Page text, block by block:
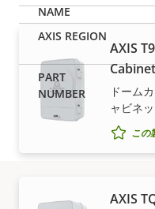
AXIS
Cabinet
ドーム
ャビネ
この
AXIS